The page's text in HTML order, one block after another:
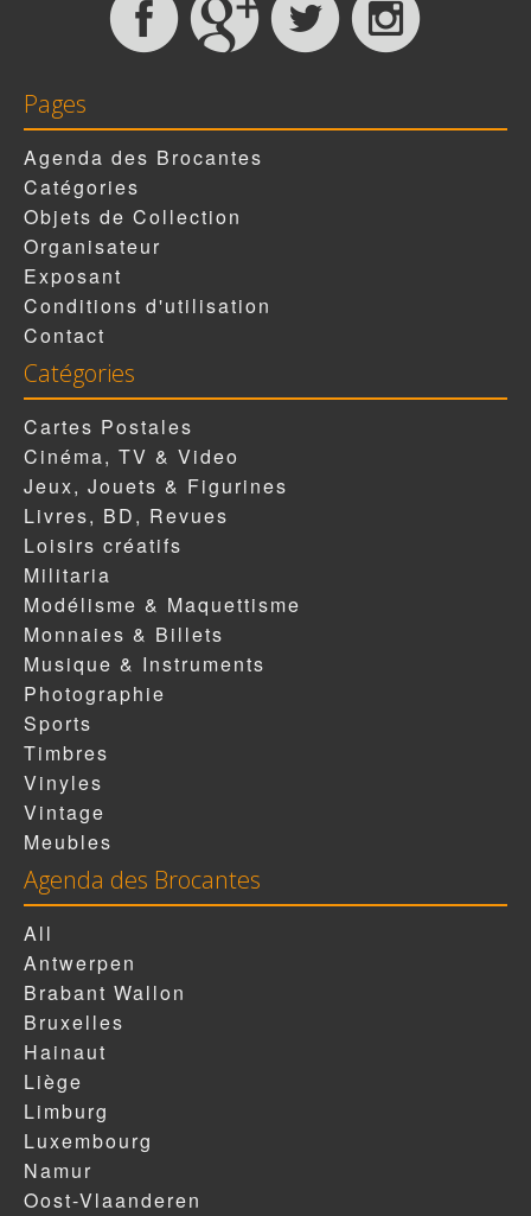
Pages
Agenda des Brocantes
Catégories
Objets de Collection
Organisateur
Exposant
Conditions d'utilisation
Contact
Catégories
Cartes Postales
Cinéma, TV & Video
Jeux, Jouets & Figurines
Livres, BD, Revues
Loisirs créatifs
Militaria
Modélisme & Maquettisme
Monnaies & Billets
Musique & Instruments
Photographie
Sports
Timbres
Vinyles
Vintage
Meubles
Agenda des Brocantes
All
Antwerpen
Brabant Wallon
Bruxelles
Hainaut
Liège
Limburg
Luxembourg
Namur
Oost-Vlaanderen